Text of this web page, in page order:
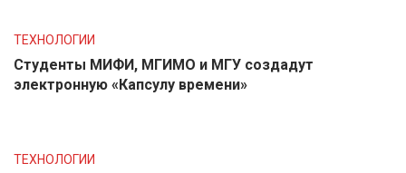
ТЕХНОЛОГИИ
Студенты МИФИ, МГИМО и МГУ создадут
электронную «Капсулу времени»
ТЕХНОЛОГИИ